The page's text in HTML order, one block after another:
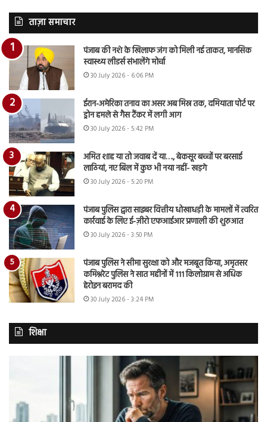
ताज़ा समाचार
पंजाब की नशे के खिलाफ जंग को मिली नई ताकत, मानसिक
स्वास्थ्य लीडर्स संभालेंगे मोर्चा
30 July 2026 - 6:06 PM
ईरान-अमेरिका तनाव का असर अब मिस्र तक, दमियाता पोर्ट पर
ड्रोन हमले से गैस टैंकर में लगी आग
30 July 2026 - 5:42 PM
अमित शाह या तो जवाब दें या…., बेकसूर बच्चों पर बरसाई
लाठियां, नए बिल में कुछ भी नया नहीं- खड़गे
30 July 2026 - 5:20 PM
पंजाब पुलिस द्वारा साइबर वित्तीय धोखाधड़ी के मामलों में त्वरित
कार्रवाई के लिए ई-ज़ीरो एफआईआर प्रणाली की शुरुआत
30 July 2026 - 3:50 PM
पंजाब पुलिस ने सीमा सुरक्षा को और मजबूत किया, अमृतसर
कमिश्नरेट पुलिस ने सात महीनों में 111 किलोग्राम से अधिक
हेरोइन बरामद की
30 July 2026 - 3:24 PM
शिक्षा